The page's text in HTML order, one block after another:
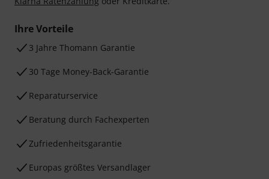
Ihre Vorteile
3 Jahre Thomann Garantie
30 Tage Money-Back-Garantie
Reparaturservice
Beratung durch Fachexperten
Zufriedenheitsgarantie
Europas größtes Versandlager